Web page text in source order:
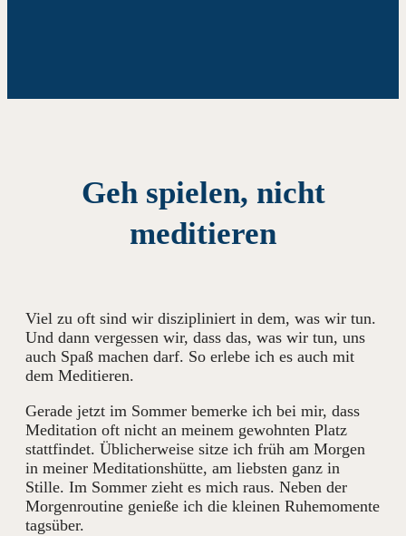
Geh spielen, nicht
meditieren
Viel zu oft sind wir diszipliniert in dem, was wir tun.
Und dann vergessen wir, dass das, was wir tun, uns
auch Spaß machen darf. So erlebe ich es auch mit
dem Meditieren.
Gerade jetzt im Sommer bemerke ich bei mir, dass
Meditation oft nicht an meinem gewohnten Platz
stattfindet. Üblicherweise sitze ich früh am Morgen
in meiner Meditationshütte, am liebsten ganz in
Stille. Im Sommer zieht es mich raus. Neben der
Morgenroutine genieße ich die kleinen Ruhemomente
tagsüber.